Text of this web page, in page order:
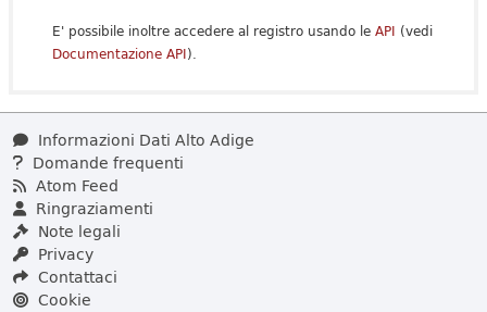
E' possibile inoltre accedere al registro usando le API (vedi
Documentazione API).
Informazioni Dati Alto Adige
Domande frequenti
Atom Feed
Ringraziamenti
Note legali
Privacy
Contattaci
Cookie